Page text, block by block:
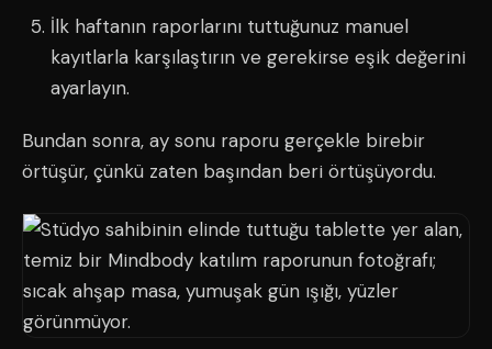
İlk haftanın raporlarını tuttuğunuz manuel
kayıtlarla karşılaştırın ve gerekirse eşik değerini
ayarlayın.
Bundan sonra, ay sonu raporu gerçekle birebir
örtüşür, çünkü zaten başından beri örtüşüyordu.